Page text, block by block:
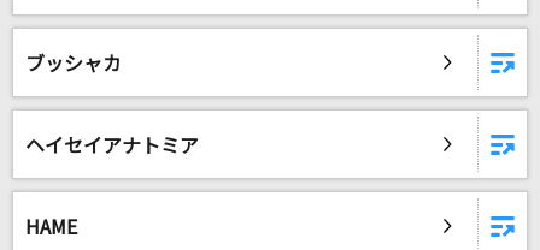
ブッシャカ
ヘイセイアナトミア
HAME